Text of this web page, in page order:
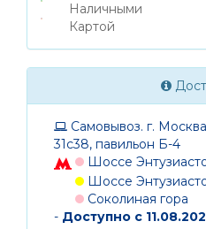
Наличными
Картой
Самовывоз. г.
31с38, павильон Б-4
Шоссе
Шоссе
Соколиная гора
- Доступно с